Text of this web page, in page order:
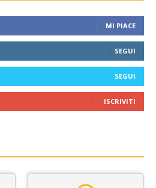
MI PIACE
SEGUI
SEGUI
ISCRIVITI